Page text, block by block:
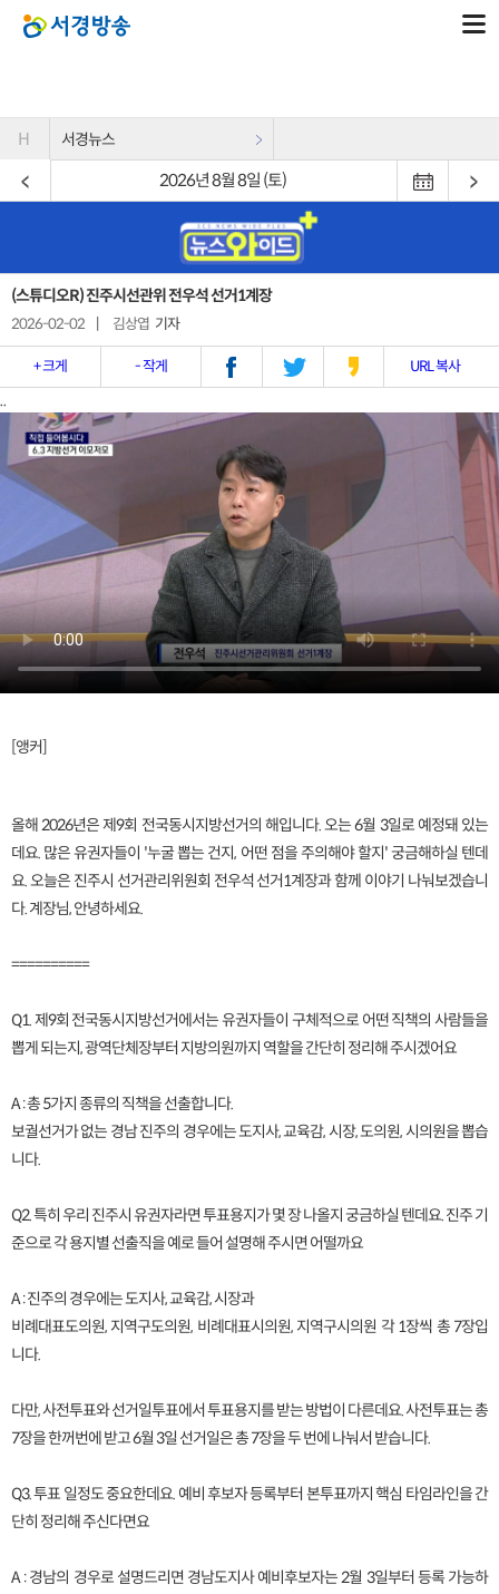
H 서경뉴스
2026년 8월 8일 (토)
(스튜디오R) 진주시선관위 전우석 선거1계장
2026-02-02 김상엽 기자
+ 크게 - 작게 URL 복사
..
[앵커]
올해 2026년은 제9회 전국동시지방선거의 해입니다. 오는 6월 3일로 예정돼 있는
데요. 많은 유권자들이 '누굴 뽑는 건지, 어떤 점을 주의해야 할지' 궁금해하실 텐데
요. 오늘은 진주시 선거관리위원회 전우석 선거1계장과 함께 이야기 나눠보겠습니
다. 계장님, 안녕하세요.
==========
Q1. 제9회 전국동시지방선거에서는 유권자들이 구체적으로 어떤 직책의 사람들을
뽑게 되는지, 광역단체장부터 지방의원까지 역할을 간단히 정리해 주시겠어요
A : 총 5가지 종류의 직책을 선출합니다.
보궐선거가 없는 경남 진주의 경우에는 도지사, 교육감, 시장, 도의원, 시의원을 뽑습
니다.
Q2. 특히 우리 진주시 유권자라면 투표용지가 몇 장 나올지 궁금하실 텐데요. 진주 기
준으로 각 용지별 선출직을 예로 들어 설명해 주시면 어떨까요
A : 진주의 경우에는 도지사, 교육감, 시장과
비례대표도의원, 지역구도의원, 비례대표시의원, 지역구시의원 각 1장씩 총 7장입
니다.
다만, 사전투표와 선거일투표에서 투표용지를 받는 방법이 다른데요. 사전투표는 총
7장을 한꺼번에 받고 6월 3일 선거일은 총 7장을 두 번에 나눠서 받습니다.
Q3. 투표 일정도 중요한데요. 예비 후보자 등록부터 본투표까지 핵심 타임라인을 간
단히 정리해 주신다면요
A : 경남의 경우로 설명드리면 경남도지사 예비후보자는 2월 3일부터 등록 가능하